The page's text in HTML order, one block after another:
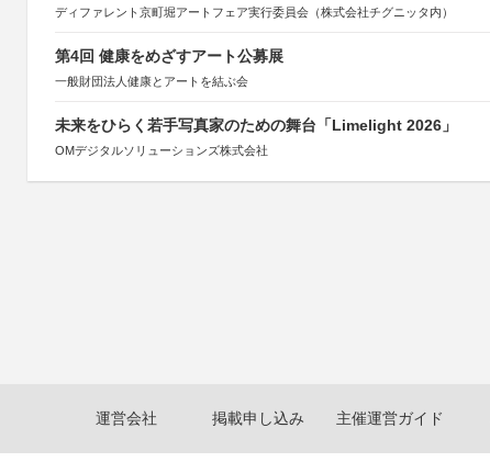
ディファレント京町堀アートフェア実行委員会（株式会社チグニッタ内）
第4回 健康をめざすアート公募展
一般財団法人健康とアートを結ぶ会
未来をひらく若手写真家のための舞台「Limelight 2026」
OMデジタルソリューションズ株式会社
運営会社 掲載申し込み 主催運営ガイド